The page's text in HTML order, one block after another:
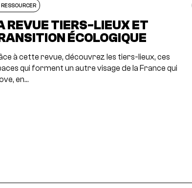
RESSOURCER
REVUE TIERS-LIEUX ET
ÉCOLOGIQUE
à cette revue, découvrez les tiers-lieux, ces
qui forment un autre visage de la France qui
en…